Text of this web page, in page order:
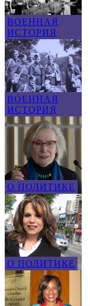
ВОЕННАЯ
ИСТОРИЯ
ВОЕННАЯ
ИСТОРИЯ
О ПОЛИТИКЕ
О ПОЛИТИКЕ